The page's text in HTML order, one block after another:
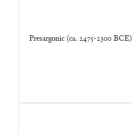
Presargonic (ca. 2475-2300 BCE)